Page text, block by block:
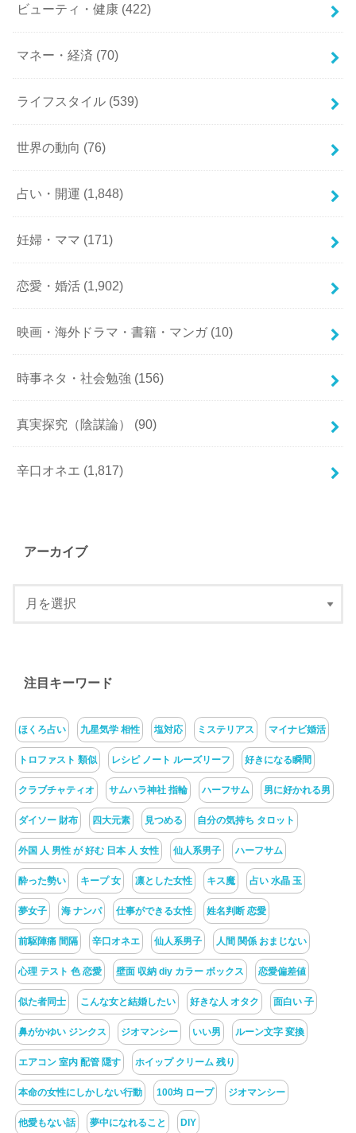
ビューティ・健康 (422)
マネー・経済 (70)
ライフスタイル (539)
世界の動向 (76)
占い・開運 (1,848)
妊婦・ママ (171)
恋愛・婚活 (1,902)
映画・海外ドラマ・書籍・マンガ (10)
時事ネタ・社会勉強 (156)
真実探究（陰謀論） (90)
辛口オネエ (1,817)
アーカイブ
注目キーワード
ほくろ占い 九星気学 相性 塩対応 ミステリアス マイナビ婚活
トロファスト 類似 レシピ ノート ルーズリーフ 好きになる瞬間
クラブチャティオ サムハラ神社 指輪 ハーフサム 男に好かれる男
ダイソー 財布 四大元素 見つめる 自分の気持ち タロット
外国 人 男性 が 好む 日本 人 女性 仙人系男子 ハーフサム
酔った勢い キープ 女 凛とした女性 キス魔 占い 水晶 玉
夢女子 海 ナンパ 仕事ができる女性 姓名判断 恋愛
前駆陣痛 間隔 辛口オネエ 仙人系男子 人間 関係 おまじない
心理 テスト 色 恋愛 壁面 収納 diy カラー ボックス 恋愛偏差値
似た者同士 こんな女と結婚したい 好きな人 オタク 面白い 子
鼻がかゆい ジンクス ジオマンシー いい男 ルーン文字 変換
エアコン 室内 配管 隠す ホイップ クリーム 残り
本命の女性にしかしない行動 100均 ロープ ジオマンシー
他愛もない話 夢中になれること DIY